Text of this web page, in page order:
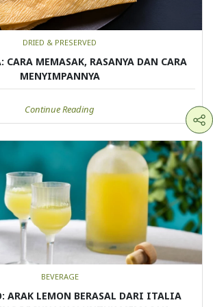
DRIED & PRESERVED
CARA MEMASAK, RASANYA DAN CARA
MENYIMPANNYA
Continue Reading
BEVERAGE
ARAK LEMON BERASAL DARI ITALIA